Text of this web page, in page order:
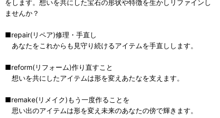
をします。想いを共にした宝石の形状や特徴を生かしリファインし
ませんか？
■repair(リペア)修理・手直し
あなたをこれからも見守り続けるアイテムを手直しします。
■reform(リフォーム)作り直すこと
想いを共にしたアイテムは形を変えあたなを支えます。
■remake(リメイク)もう一度作ることを
思い出のアイテムは形を変え未来のあなたの傍で輝きます。